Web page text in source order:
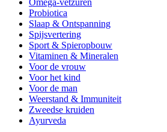
Omega-vetzuren
Probiotica
Slaap & Ontspanning
Spijsvertering
Sport & Spieropbouw
Vitaminen & Mineralen
Voor de vrouw
Voor het kind
Voor de man
Weerstand & Immuniteit
Zweedse kruiden
Ayurveda